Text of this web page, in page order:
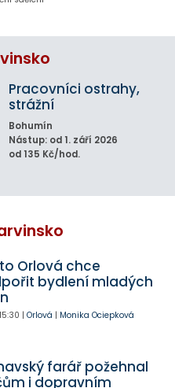
Pracovníci ostrahy,
strážní
Bohumín
Nástup: od 1. září 2026
od 135 Kč/hod.
Orlová chce
bydlení mladých
15:30 | Orlová | Monika Ociepková
farář požehnal
i dopravním